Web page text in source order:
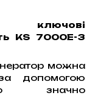
ключові
KS 7000E-3
можна
допомогою
значно